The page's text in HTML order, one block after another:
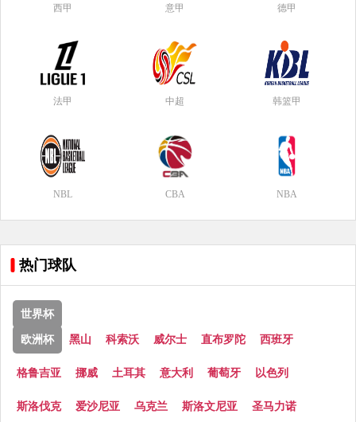
西甲 意甲 德甲
法甲 中超 韩篮甲
NBL CBA NBA
热门球队
世界杯
欧洲杯 黑山 科索沃 威尔士 直布罗陀 西班牙
格鲁吉亚 挪威 土耳其 意大利 葡萄牙 以色列
斯洛伐克 爱沙尼亚 乌克兰 斯洛文尼亚 圣马力诺